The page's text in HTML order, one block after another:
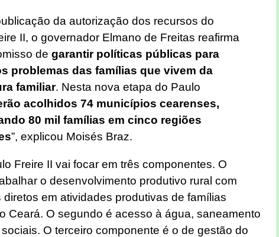
da autorização dos recursos do
II, o governador Elmano de Freitas reafirma
degarantir políticas públicas para
problemas das famílias que vivem da
familiar. Nesta nova etapa do Paulo
acolhidos 74 municípios cearenses,
80 mil famílias em cinco regiões
”, explicou Moisés Braz.
Freire II vai focar em três componentes. O
o desenvolvimento produtivo rural com
diretos em atividades produtivas de famílias
Ceará. O segundo é acesso à água, saneamento
O terceiro componente é o de gestão do